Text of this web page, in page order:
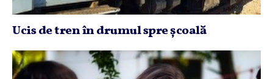
Ucis de tren în drumul spre şcoală